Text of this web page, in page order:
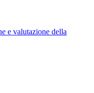
e valutazione della